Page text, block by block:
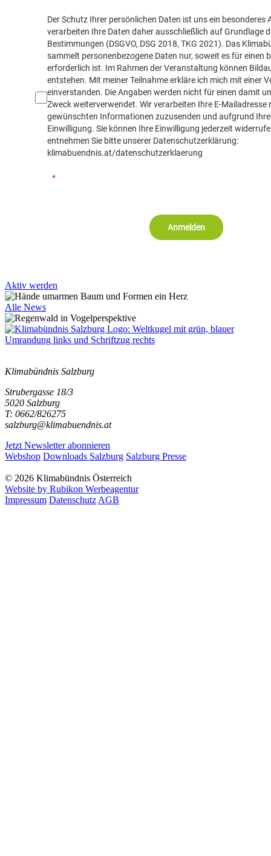
Der Schutz Ihrer persönlichen Daten ist uns ein besonderes
verarbeiten Ihre Daten daher ausschließlich auf Grundlage
Bestimmungen (DSGVO, DSG 2018, TKG 2021). Das
sammelt personenbezogene Daten nur, soweit es für einen
erforderlich ist. Im Rahmen der Veranstaltung können
entstehen. Mit meiner Teilnahme erkläre ich mich mit einer
einverstanden. Die Angaben werden nicht für einen damit
Zweck weiterverwendet. Wir verarbeiten Ihre E-Mailadresse
gewünschten Informationen zuzusenden und aufgrund
Einwilligung. Sie können Ihre Einwilligung jederzeit
entnehmen Sie bitte unserer Datenschutzerklärung:
klimabuendnis.at/datenschutzerklaerung
Anmelden
Aktiv werden
Alle News
Klimabündnis Salzburg
Strubergasse 18/3
5020 Salzburg
T: 0662/826275
salzburg@klimabuendnis.at
Jetzt Newsletter abonnieren
Webshop Downloads Salzburg Salzburg Presse
© 2026 Klimabündnis Österreich
Website by Rubikon Werbeagentur
Impressum Datenschutz AGB